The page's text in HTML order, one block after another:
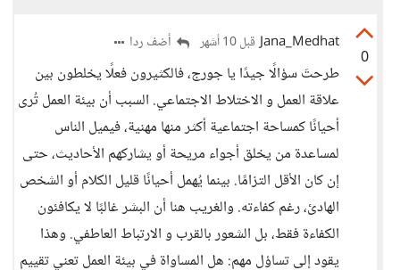
0
Jana_Medhat قبل 10 أشهر أضف ردا
طرحتَ سؤالًا جيدًا يا جورج، فالكثيرون فعلًا يخلطون بين
علاقة العمل و الاختلاط الاجتماعي. السبب أن بيئة العمل تُرى
أحيانًا كمساحة اجتماعية أكثر منها مهنية، فيميل الناس
لمساعدة من يخلق أجواء مريحة أو يشاركهم الأحاديث، حتى
إن كان الأقل التزامًا. بينما يُهمل أحيانًا قليل الكلام أو الشخص
الهادئ، رغم كفاءته. والغريب هنا أن البشر غالبًا لا يكافئون
الكفاءة فقط، بل الشعور بالقرب و الارتباط العاطفي. وهذا
يقود إلى تساؤل مهم: هل المساواة في بيئة العمل تعني تقييم